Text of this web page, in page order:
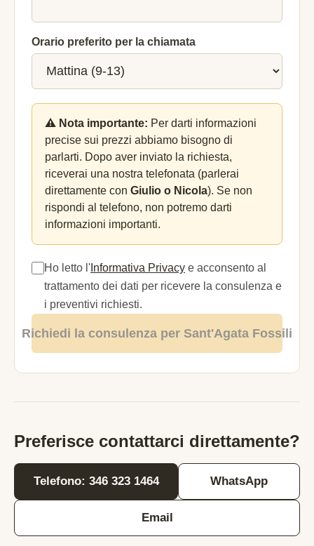
Orario preferito per la chiamata
⚠️ Nota importante: Per darti informazioni
precise sui prezzi abbiamo bisogno di
parlarti. Dopo aver inviato la richiesta,
riceverai una nostra telefonata (parlerai
direttamente con Giulio o Nicola). Se non
rispondi al telefono, non potremo darti
informazioni importanti.
Ho letto l' Informativa Privacy e acconsento al
trattamento dei dati per ricevere la consulenza e
i preventivi richiesti.
Richiedi la consulenza per Sant'Agata Fossili
Preferisce contattarci direttamente?
Telefono: 346 323 1464 WhatsApp
Email